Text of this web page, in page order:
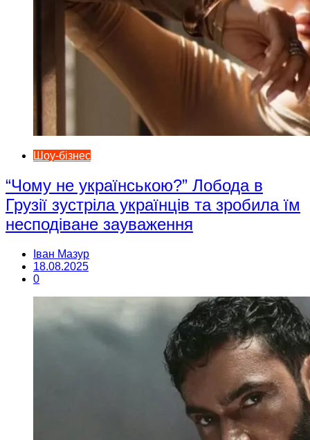
Шоу-бізнес
“Чому не українською?” Лобода в
Грузії зустріла українців та зробила їм
несподіване зауваження
Іван Мазур
18.08.2025
0